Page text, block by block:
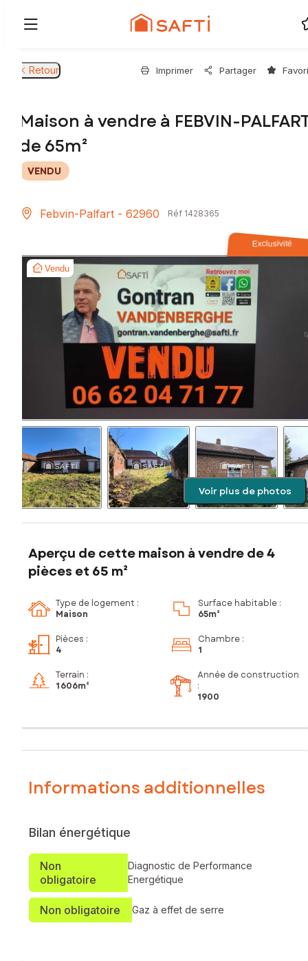
Retour Imprimer Partager
Maison à vendre à FEBVIN-
de 65m²
VENDU
Febvin-Palfart - 62960 Réf 1428365
Exclusivité
Vendu
Voir plus de photos
Aperçu de cette maison à vendre de 4
pièces et 65 m²
Type de logement :
Maison
Surface habitable :
65m²
Pièces :
4
Chambre :
1
Terrain :
1 606m²
Année de construction
:
1900
Informations additionnelles
Bilan énergétique
Non
obligatoire
Diagnostic de Performance
Energétique
Non obligatoire Gaz à effet de serre